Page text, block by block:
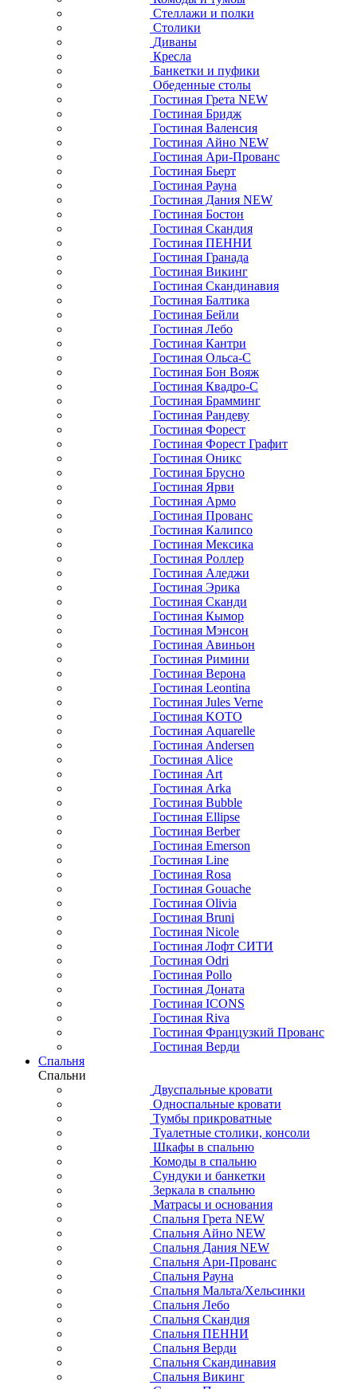
Стеллажи и полки
Столики
Диваны
Кресла
Банкетки и пуфики
Обеденные столы
Гостиная Грета NEW
Гостиная Бридж
Гостиная Валенсия
Гостиная Айно NEW
Гостиная Ари-Прованс
Гостиная Бьерт
Гостиная Рауна
Гостиная Дания NEW
Гостиная Бостон
Гостиная Скандия
Гостиная ПЕННИ
Гостиная Гранада
Гостиная Викинг
Гостиная Скандинавия
Гостиная Балтика
Гостиная Бейли
Гостиная Лебо
Гостиная Кантри
Гостиная Ольса-С
Гостиная Бон Вояж
Гостиная Квадро-С
Гостиная Брамминг
Гостиная Рандеву
Гостиная Форест
Гостиная Форест Графит
Гостиная Оникс
Гостиная Брусно
Гостиная Ярви
Гостиная Армо
Гостиная Прованс
Гостиная Калипсо
Гостиная Мексика
Гостиная Роллер
Гостиная Аледжи
Гостиная Эрика
Гостиная Сканди
Гостиная Кымор
Гостиная Мэнсон
Гостиная Авиньон
Гостиная Римини
Гостиная Верона
Гостиная Leontina
Гостиная Jules Verne
Гостиная KOTO
Гостиная Aquarelle
Гостиная Andersen
Гостиная Alice
Гостиная Art
Гостиная Arka
Гостиная Bubble
Гостиная Ellipse
Гостиная Berber
Гостиная Emerson
Гостиная Line
Гостиная Rosa
Гостиная Gouache
Гостиная Olivia
Гостиная Bruni
Гостиная Nicole
Гостиная Лофт СИТИ
Гостиная Odri
Гостиная Pollo
Гостиная Доната
Гостиная ICONS
Гостиная Riva
Гостиная Французкий Прованс
Гостиная Верди
Спальня
Спальни
Двуспальные кровати
Односпальные кровати
Тумбы прикроватные
Туалетные столики, консоли
Шкафы в спальню
Комоды в спальню
Сундуки и банкетки
Зеркала в спальню
Матрасы и основания
Спальня Грета NEW
Спальня Айно NEW
Спальня Дания NEW
Спальня Ари-Прованс
Спальня Рауна
Спальня Мальта/Хельсинки
Спальня Лебо
Спальня Скандия
Спальня ПЕННИ
Спальня Верди
Спальня Скандинавия
Спальня Викинг